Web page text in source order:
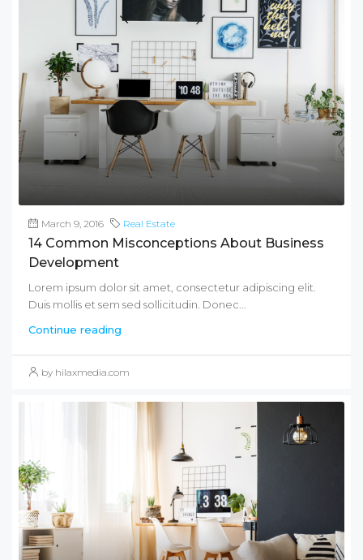
March 9, 2016 Real Estate
14 Common Misconceptions About Business
Development
Lorem ipsum dolor sit amet, consectetur adipiscing elit.
Duis mollis et sem sed sollicitudin. Donec...
Continue reading
by hilaxmedia.com